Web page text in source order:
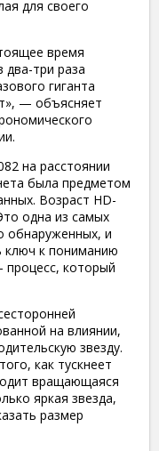
для своего
время
три раза
гиганта
— объясняет
на расстоянии
была предметом
Возраст HD-
одна из самых
обнаруженных, и
ключ к пониманию
который
на влиянии,
звезду.
как тускнеет
вращающаяся
яркая звезда,
размер